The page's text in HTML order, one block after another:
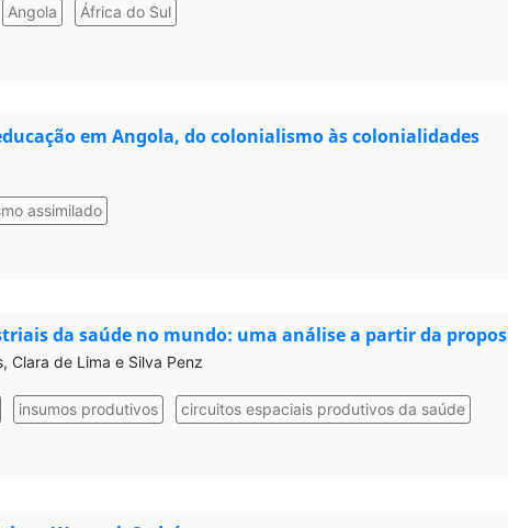
Angola África do Sul
em Angola, do colonialismo às colonialidades
assimilado
da saúde no mundo: uma análise a partir da
Clara de Lima e Silva Penz
insumos produtivos circuitos espaciais produtivos da saúde